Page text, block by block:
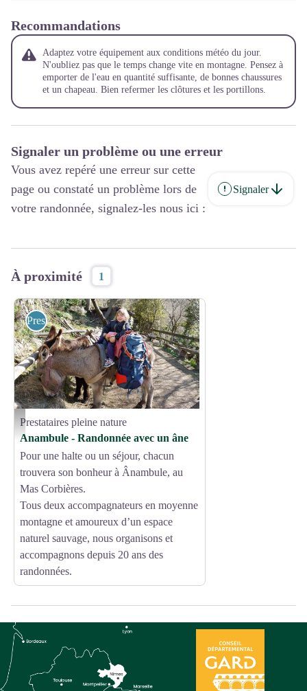
Recommandations
Adaptez votre équipement aux conditions météo du jour.
N'oubliez pas que le temps change vite en montagne. Pensez à
emporter de l'eau en quantité suffisante, de bonnes chaussures
et un chapeau. Bien refermer les clôtures et les portillons.
Signaler un problème ou une erreur
Vous avez repéré une erreur sur cette
page ou constaté un problème lors de
votre randonnée, signalez-les nous ici :
Signaler
À proximité 1
Anambule
Prestataires pleine nature
Prestataires pleine nature
Anambule - Randonnée avec un âne
Pour une halte ou un séjour, chacun
trouvera son bonheur à Ânambule, au
Mas Corbières.
Tous deux accompagnateurs en moyenne
montagne et amoureux d’un espace
naturel sauvage, nous organisons et
accompagnons depuis 20 ans des
randonnées.